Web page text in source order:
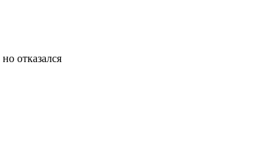
отказался